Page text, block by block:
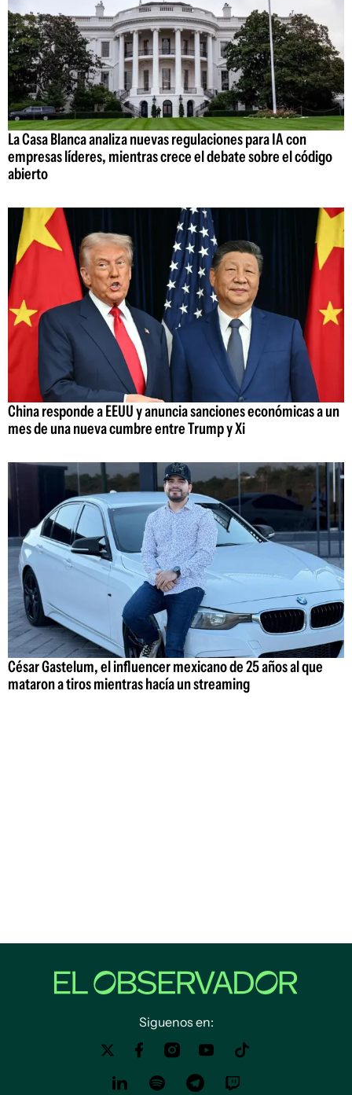
La Casa Blanca analiza nuevas regulaciones para IA con
empresas líderes, mientras crece el debate sobre el código
abierto
China responde a EEUU y anuncia sanciones económicas a un
mes de una nueva cumbre entre Trump y Xi
César Gastelum, el influencer mexicano de 25 años al que
mataron a tiros mientras hacía un streaming
Siguenos en: